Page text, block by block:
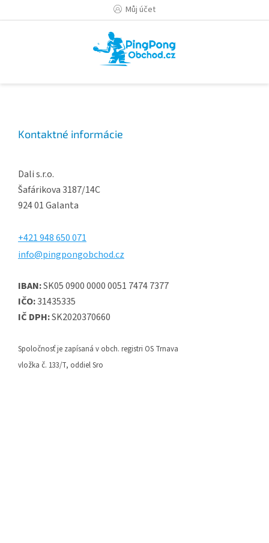
Můj účet
Kontaktné informácie
Dali s.r.o.
Šafárikova 3187/14C
924 01 Galanta
+421 948 650 071
info@pingpongobchod.cz
IBAN:SK05 0900 0000 0051 7474 7377
IČO:31435335
IČ DPH:SK2020370660
Spoločnosť je zapísaná v obch. registri OS Trnava
vložka č. 133/T, oddiel Sro